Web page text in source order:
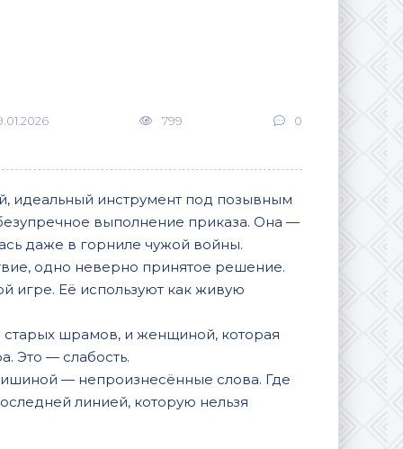
799 0
идеальный инструмент под позывным
выполнение приказа. Она —
даже в горниле чужой войны.
одно неверно принятое решение.
игре. Её используют как живую
шрамов, и женщиной, которая
Это — слабость.
— непроизнесённые слова. Где
линией, которую нельзя